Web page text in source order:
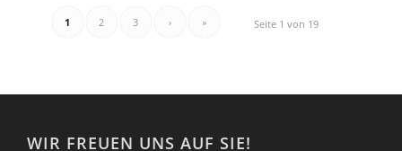
Seite 1 von 19
1 2 3 › »
WIR FREUEN UNS AUF SIE!